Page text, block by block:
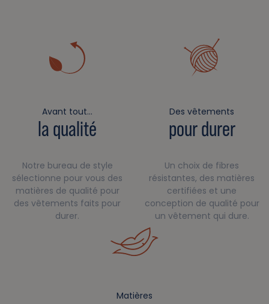
Avant tout…
la qualité
Notre bureau de style
sélectionne pour vous des
matières de qualité pour
des vêtements faits pour
durer.
Des vêtements
pour durer
Un choix de fibres
résistantes, des matières
certifiées et une
conception de qualité pour
un vêtement qui dure.
Matières